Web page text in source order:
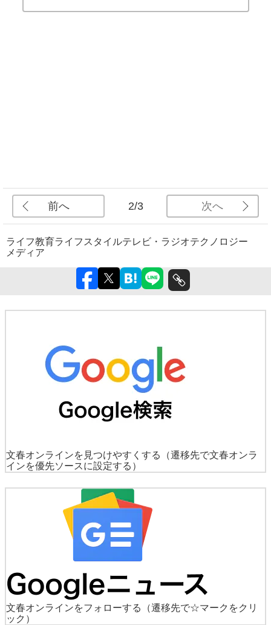
前へ 2/3 次へ
ライフ教育ライフスタイルテレビ・ラジオテクノロジー
メディア
文春オンラインを見つけやすくする
（遷移先で文春オンラ
インを優先ソースに設定する）
文春オンラインをフォローする
（遷移先で☆マークをクリ
ック）